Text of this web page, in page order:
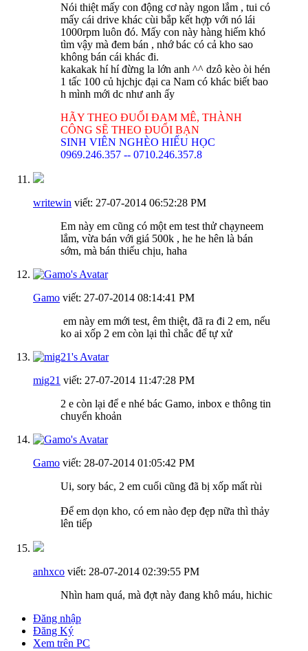
Nói thiệt mấy con động cơ này ngon lắm , tui có
mấy cái drive khác cùi bắp kết hợp với nó lái
1000rpm luôn đó. Mấy con này hàng hiếm khó
tìm vậy mà đem bán , nhớ bác có cả kho sao
không bán cái khác đi.
kakakak hí hí đừng la lớn anh ^^ dzô kèo òi hén
1 tấc 100 củ hjchjc đại ca Nam có khác biết bao
h mình mới dc như anh ấy
HÃY THEO ĐUỔI ĐAM MÊ, THÀNH
CÔNG SẼ THEO ĐUỔI BẠN
SINH VIÊN NGHÈO HIẾU HỌC
0969.246.357 -- 0710.246.357.8
writewin viết: 27-07-2014 06:52:28 PM
Em này em cũng có một em test thử chạyneem
lắm, vừa bán với giá 500k , he he hên là bán
sớm, mà bán thiếu chịu, haha
Gamo viết: 27-07-2014 08:14:41 PM
em này em mới test, êm thiệt, đã ra đi 2 em, nếu
ko ai xốp 2 em còn lại thì chắc để tự xử
mig21 viết: 27-07-2014 11:47:28 PM
2 e còn lại để e nhé bác Gamo, inbox e thông tin
chuyển khoản
Gamo viết: 28-07-2014 01:05:42 PM
Ui, sory bác, 2 em cuối cũng đã bị xốp mất rùi
Để em dọn kho, có em nào đẹp đẹp nữa thì thảy
lên tiếp
anhxco viết: 28-07-2014 02:39:55 PM
Nhìn ham quá, mà đợt này đang khô máu, hichic
Đăng nhập
Đăng Ký
Xem trên PC